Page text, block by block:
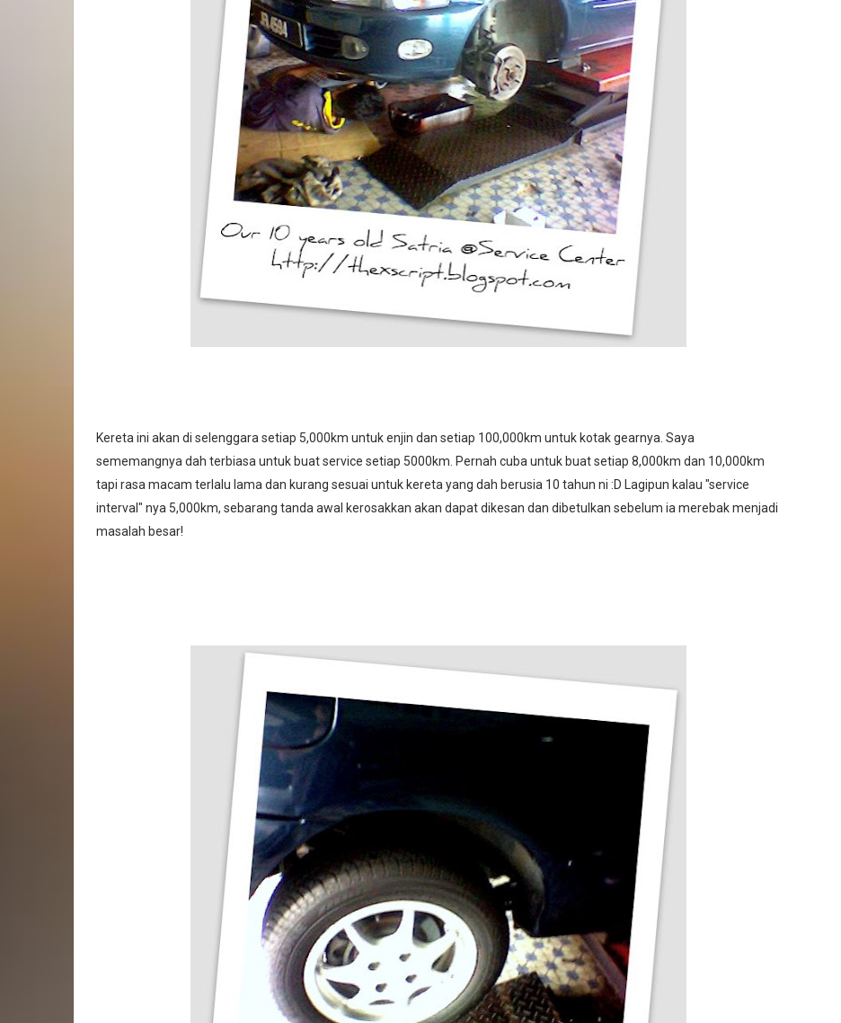
Kereta ini akan di selenggara setiap 5,000km untuk enjin dan setiap 100,000km untuk kotak gearnya. Saya
sememangnya dah terbiasa untuk buat service setiap 5000km. Pernah cuba untuk buat setiap 8,000km dan 10,000km
tapi rasa macam terlalu lama dan kurang sesuai untuk kereta yang dah berusia 10 tahun ni :D Lagipun kalau "service
interval" nya 5,000km, sebarang tanda awal kerosakkan akan dapat dikesan dan dibetulkan sebelum ia merebak menjadi
masalah besar!